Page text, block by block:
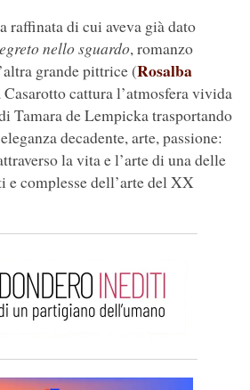
raffinata di cui aveva già dato
nello sguardo, romanzo
grande pittrice (Rosalba
cattura l’atmosfera vivida
Tamara de Lempicka trasportando
decadente, arte, passione:
la vita e l’arte di una delle
e complesse dell’arte del XX